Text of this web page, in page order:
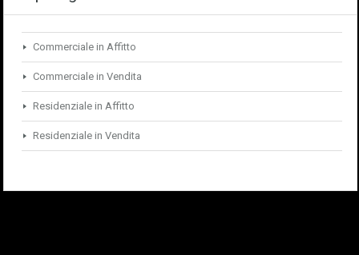
Commerciale in Affitto
Commerciale in Vendita
Residenziale in Affitto
Residenziale in Vendita